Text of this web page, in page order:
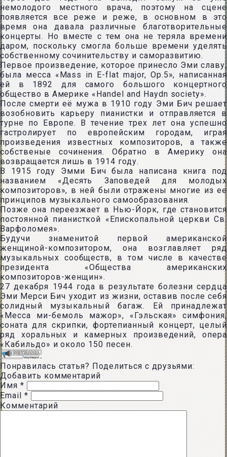
немолодого местного врача, поэтому на сцене
появляется все реже и реже, в основном в это
время она давала различные благотворительные
концерты. Но вместе с тем она не теряла времени
даром, поскольку смогла больше времени уделять
собственному сочинительству и саморазвитию.
Первое произведение, которое принесло Эми славу,
была месса «Mass in E-flat major, Op.5», написанная
ей в 1892 для самого большого концертного
общество в Америке «Handel and Haydn society».
После смерти её мужа в 1910 году Эми Бич решает
возобновить карьеру пианистки и отправляется в
турне по Европе. В течение трех лет она успешно
гастролирует по европейским городам, играя
произведения известных композиторов, а также
собственые сочинения. Обратно в Америку она
возвращается лишь в 1914 году.
В 1915 году Эмми Бич была написана книга под
названием «Десять Заповедей для молодых
композиторов», в ней были отражены многие из ее
принципов музыкального самообразования.
Позже она переезжает в Нью-Йорк, где становится
постоянной пианисткой «Епископальной церкви Св.
Варфоломея».
Будучи знаменитой первой американской
женщиной-композитором, она возглавляет ряд
музыкальных сообществ, в том числе в качестве
президента «Общества американских
композиторов-женщин».
27 декабря 1944 года в результате болезни сердца
Эми Мерси Бич уходит из жизни, оставив после себя
солидный музыкальный багаж. Eй принадлежат
«Месса ми-бемоль мажор», «Гэльская» симфония,
соната для скрипки, фортепианный концерт, целый
ряд хоральных и камерных произведений, опера
«Кабильдо» и около 150 песен.
Понравилась статья? Поделиться с друзьями:
Добавить комментарий
Имя *
Email *
Комментарий